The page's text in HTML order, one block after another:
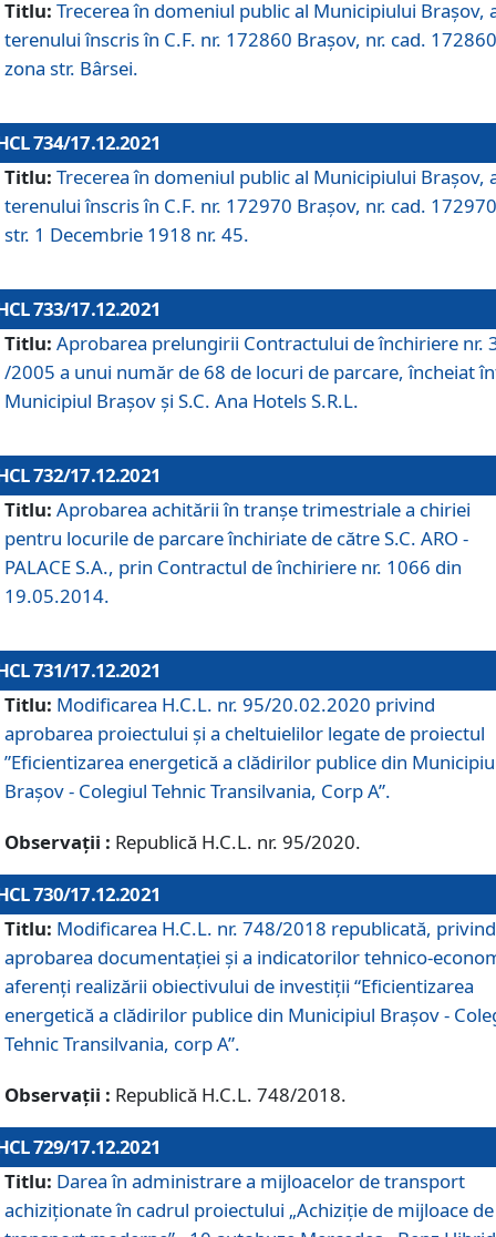
Titlu: Trecerea în domeniul public al Municipiului Braşov,
terenului înscris în C.F. nr. 172860 Brașov, nr. cad.
zona str. Bârsei.
734/17.12.2021
Titlu: Trecerea în domeniul public al Municipiului Braşov,
terenului înscris în C.F. nr. 172970 Brașov, nr. cad.
str. 1 Decembrie 1918 nr. 45.
733/17.12.2021
Titlu: Aprobarea prelungirii Contractului de închiriere nr.
/2005 a unui număr de 68 de locuri de parcare, încheiat
Municipiul Braşov şi S.C. Ana Hotels S.R.L.
732/17.12.2021
Titlu: Aprobarea achitării în tranșe trimestriale a chiriei
pentru locurile de parcare închiriate de către S.C. ARO -
PALACE S.A., prin Contractul de închiriere nr. 1066 din
19.05.2014.
731/17.12.2021
Titlu: Modificarea H.C.L. nr. 95/20.02.2020 privind
aprobarea proiectului și a cheltuielilor legate de proiectul
”Eficientizarea energetică a clădirilor publice din
Brașov - Colegiul Tehnic Transilvania, Corp A”.
Observații : Republică H.C.L. nr. 95/2020.
730/17.12.2021
Titlu: Modificarea H.C.L. nr. 748/2018 republicată, privind
aprobarea documentației și a indicatorilor tehnico-
aferenți realizării obiectivului de investiții “Eficientizarea
energetică a clădirilor publice din Municipiul Brașov -
Tehnic Transilvania, corp A”.
Observații : Republică H.C.L. 748/2018.
729/17.12.2021
Titlu: Darea în administrare a mijloacelor de transport
achiziționate în cadrul proiectului „Achiziţie de mijloace de